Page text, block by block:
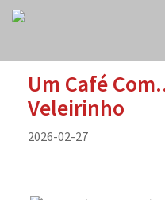
Um Café
Veleirinho
2026-02-27